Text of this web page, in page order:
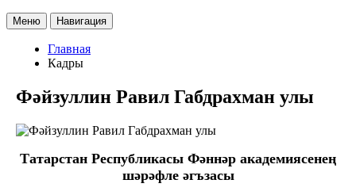
Меню Навигация
Главная
Кадры
Фәйзуллин Равил Габдрахман улы
Татарстан Республикасы Фәннәр академиясенең
шәрәфле әгъзасы